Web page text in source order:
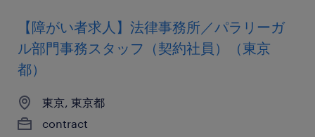
【障がい者求人】法律事務所／パラリーガ
ル部門事務スタッフ（契約社員）（東京
都）
東京, 東京都
contract